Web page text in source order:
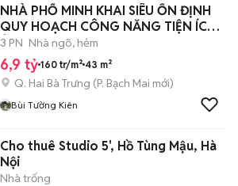
NHÀ PHỐ MINH KHAI SIÊU ỔN ĐỊNH
QUY HOẠCH CÔNG NĂNG TIỆN ÍCH
Ở NGAY.
3 PN Nhà ngõ, hẻm
6,9 tỷ 160 tr/m² 43 m²
Q. Hai Bà Trưng (P. Bạch Mai mới)
Bùi Tường Kiên
Cho thuê Studio 5', Hồ Tùng Mậu, Hà
Nội
Nhà trống